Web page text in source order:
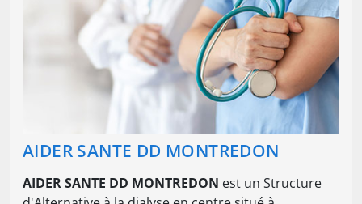
AIDER SANTE DD MONTREDON
AIDER SANTE DD MONTREDON est un Structure